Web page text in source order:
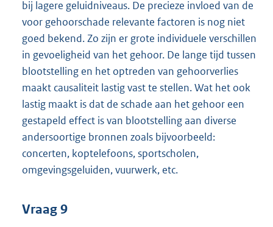
bij lagere geluidniveaus. De precieze invloed van de
voor gehoorschade relevante factoren is nog niet
goed bekend. Zo zijn er grote individuele verschillen
in gevoeligheid van het gehoor. De lange tijd tussen
blootstelling en het optreden van gehoorverlies
maakt causaliteit lastig vast te stellen. Wat het ook
lastig maakt is dat de schade aan het gehoor een
gestapeld effect is van blootstelling aan diverse
andersoortige bronnen zoals bijvoorbeeld:
concerten, koptelefoons, sportscholen,
omgevingsgeluiden, vuurwerk, etc.
Vraag 9